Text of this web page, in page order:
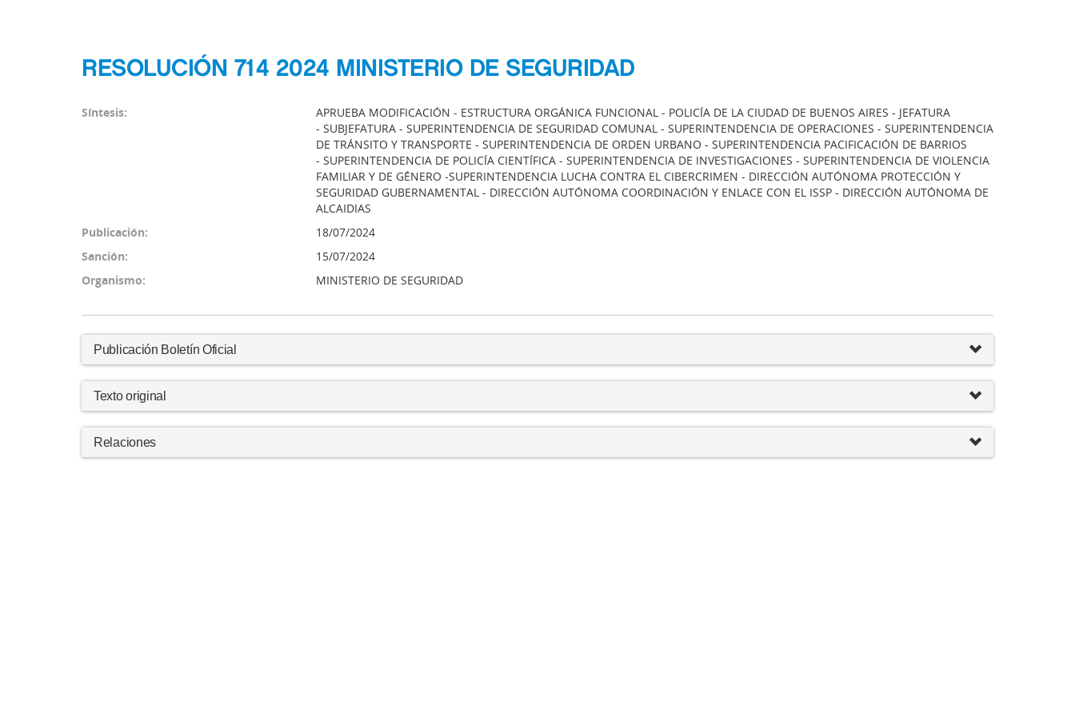
RESOLUCIÓN 714 2024 MINISTERIO DE SEGURIDAD
Síntesis:
APRUEBA MODIFICACIÓN - ESTRUCTURA ORGÁNICA FUNCIONAL - POLICÍA DE LA CIUDAD DE BUENOS AIRES - JEFATURA
- SUBJEFATURA - SUPERINTENDENCIA DE SEGURIDAD COMUNAL - SUPERINTENDENCIA DE OPERACIONES - SUPERINTENDENCIA
DE TRÁNSITO Y TRANSPORTE - SUPERINTENDENCIA DE ORDEN URBANO - SUPERINTENDENCIA PACIFICACIÓN DE BARRIOS
- SUPERINTENDENCIA DE POLICÍA CIENTÍFICA - SUPERINTENDENCIA DE INVESTIGACIONES - SUPERINTENDENCIA DE VIOLENCIA
FAMILIAR Y DE GÉNERO -SUPERINTENDENCIA LUCHA CONTRA EL CIBERCRIMEN - DIRECCIÓN AUTÓNOMA PROTECCIÓN Y
SEGURIDAD GUBERNAMENTAL - DIRECCIÓN AUTÓNOMA COORDINACIÓN Y ENLACE CON EL ISSP - DIRECCIÓN AUTÓNOMA DE
ALCAIDIAS
Publicación:
18/07/2024
Sanción:
15/07/2024
Organismo:
MINISTERIO DE SEGURIDAD
Publicación Boletín Oficial
Texto original
Relaciones